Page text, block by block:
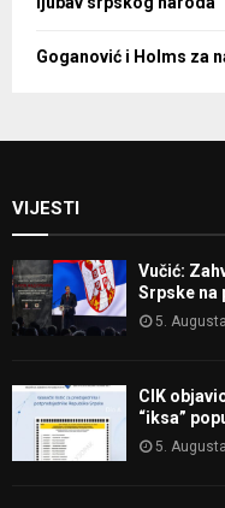
Goganović i Holms za
VIJESTI
Vučić:
Srpske na
5.
CIK
“iksa”
5.